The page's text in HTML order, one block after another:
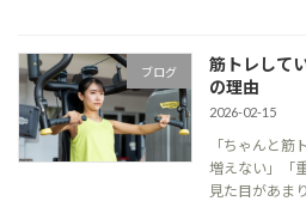
ブログ
筋トレして
の理由
2026-02-15
「ちゃんと
増えない」「
見た目があま